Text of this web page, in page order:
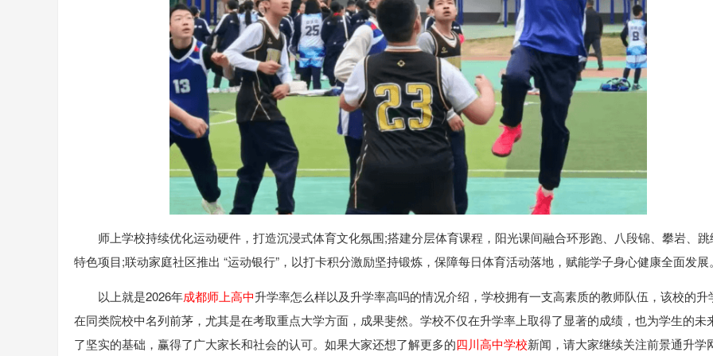
师上学校持续优化运动硬件，打造沉浸式体育文化氛围;搭建分层体育课程，阳光课间融合环形跑、八段锦、攀岩、跳
特色项目;联动家庭社区推出 “运动银行”，以打卡积分激励坚持锻炼，保障每日体育活动落地，赋能学子身心健康全面发展。
以上就是2026年成都师上高中升学率怎么样以及升学率高吗的情况介绍，学校拥有一支高素质的教师队伍，该校的升
在同类院校中名列前茅，尤其是在考取重点大学方面，成果斐然。学校不仅在升学率上取得了显著的成绩，也为学生的未
了坚实的基础，赢得了广大家长和社会的认可。如果大家还想了解更多的四川高中学校新闻，请大家继续关注前景通升学